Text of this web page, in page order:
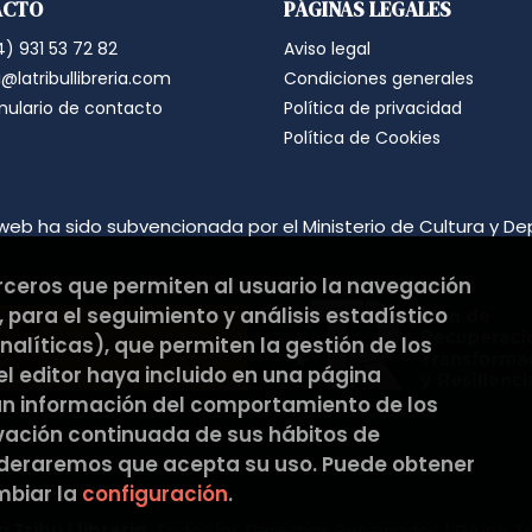
suprimirán con medidas de
Destinatarios: no se cederán a
Derechos que asisten al Usuario:
a) Derecho a retirar el
portabilidad de los datos
datos y a la limitación u
ambos con la fotocopia del DNI
Dirección electrónica:
Si desea ampliar información
hacerlo en el siguiente enlace:
931 53 72 82
de contacto
PÁGINAS LEGALES
Aviso legal
Condiciones generales
Política de privacidad
Política de Cookies
ha sido subvencionada por el Ministerio de Cultura y
que permiten al usuario la navegación
el seguimiento y análisis estadístico
que permiten la gestión de los
editor haya incluido en una página
información del comportamiento de los
continuada de sus hábitos de
que acepta su uso. Puede obtener
la configuración.